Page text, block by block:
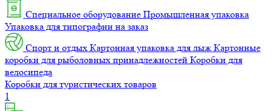
Специальное оборудование Промышленная упаковка
Упаковка для типографии на заказ
Спорт и отдых Картонная упаковка для лыж Картонные
коробки для рыболовных принадлежностей Коробки для
велосипеда
Коробки для туристических товаров
1